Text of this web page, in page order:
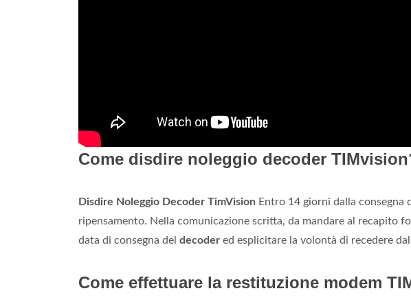
Come disdire noleggio decoder
Disdire Noleggio Decoder TimVision Entro 14 giorni dalla consegna
ripensamento. Nella comunicazione scritta, da mandare al recapito
data di consegna del decoder ed esplicitare la volontà di recedere
Come effettuare la restituzione modem